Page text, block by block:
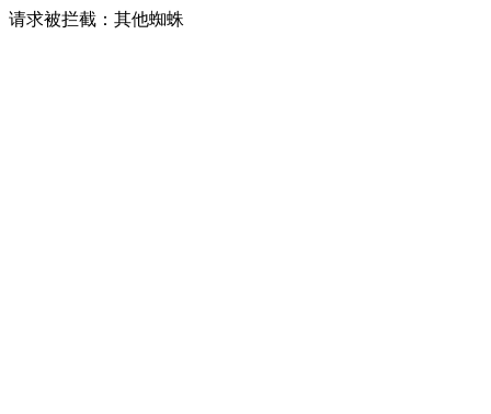
请求被拦截：其他蜘蛛